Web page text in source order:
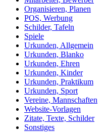
Organisieren, Planen
POS, Werbung
Schilder, Tafeln
Spiele
Urkunden, Allgemein
Urkunden, Blanko
Urkunden, Ehren
Urkunden, Kinder
Urkunden, Praktikum
Urkunden, Sport
Vereine, Mannschaften
Website-Vorlagen
Zitate, Texte, Schilder
Sonstiges